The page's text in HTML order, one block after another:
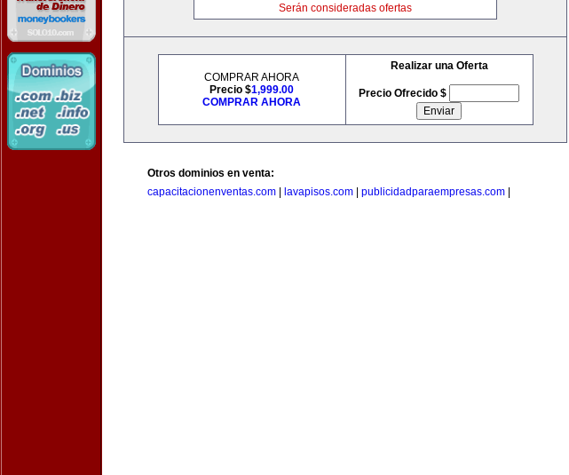
Serán consideradas ofertas
COMPRAR AHORA
Precio $1,999.00
COMPRAR AHORA
Realizar una Oferta
Precio Ofrecido $
Otros dominios en venta:
capacitacionenventas.com
lavapisos.com publicidadparaempresas.com